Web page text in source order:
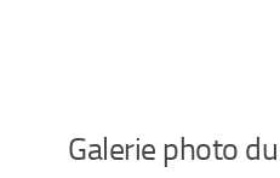
Galerie photo